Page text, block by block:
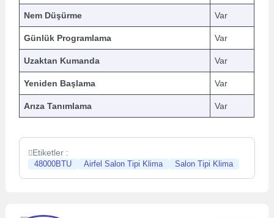
Nem Düşürme Var
Günlük Programlama Var
Uzaktan Kumanda Var
Yeniden Başlama Var
Arıza Tanımlama Var
Etiketler :
48000BTU Airfel Salon Tipi Klima Salon Tipi Klima